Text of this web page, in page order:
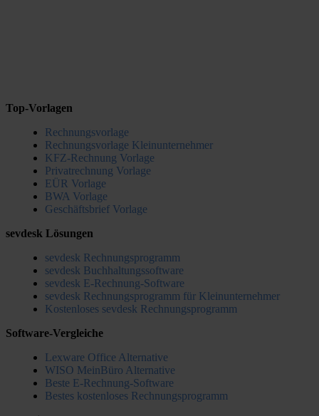
Top-Vorlagen
Rechnungsvorlage
Rechnungsvorlage Kleinunternehmer
KFZ-Rechnung Vorlage
Privatrechnung Vorlage
EÜR Vorlage
BWA Vorlage
Geschäftsbrief Vorlage
sevdesk Lösungen
sevdesk Rechnungsprogramm
sevdesk Buchhaltungssoftware
sevdesk E-Rechnung-Software
sevdesk Rechnungsprogramm für Kleinunternehmer
Kostenloses sevdesk Rechnungsprogramm
Software-Vergleiche
Lexware Office Alternative
WISO MeinBüro Alternative
Beste E-Rechnung-Software
Bestes kostenloses Rechnungsprogramm